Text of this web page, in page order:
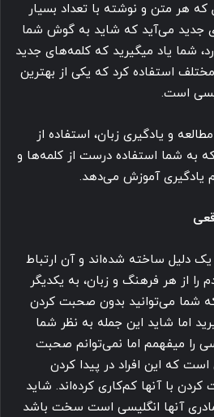
که هر متن و نوشته با تعداد بسیار
جدید می‌آید که شاید به گوش شما
شما یاد میگیرید که کلمه‌های جدید
استفاده کرد که یکی از بهترین
است.
و یادگیری زبان، استفاده از
به شما استفاده درست از کلمه‌ها و
یادگیری آموزش می‌دهد.
دلیل ساخته شده‌اند و آن ارتباط
را از هر فرهنگ و زبان، به یکدیگر
شما می‌توانید بدون صحبت کردن
اما شاید این جمله به نظر شما
را میفهمم اما نمی‌توانم صحبت
که این افراد در پیدا کردن
با آنها کم‌کاری کرده‌اند. شاید
مادری آنها انگلیسی است سخت باشد